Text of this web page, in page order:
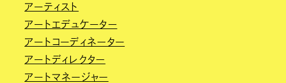
アーティスト
アートエデュケーター
アートコーディネーター
アートディレクター
アートマネージャー